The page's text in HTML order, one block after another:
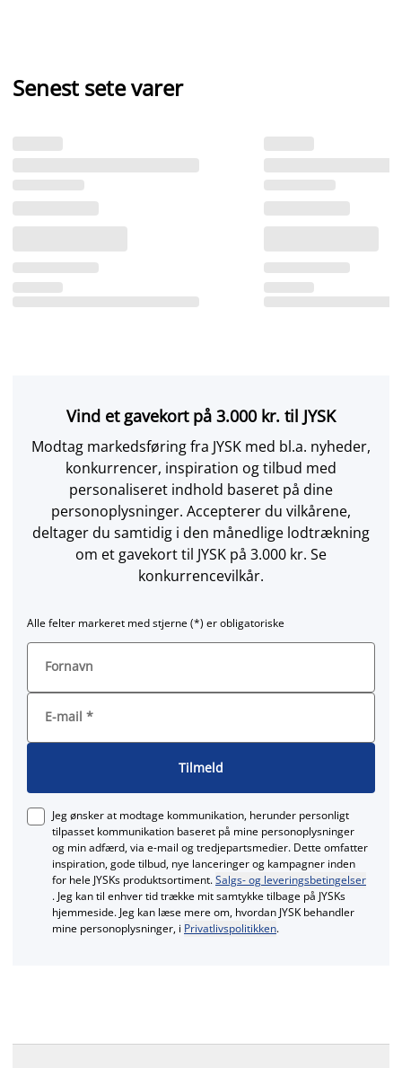
Senest sete varer
Vind et gavekort på 3.000 kr. til JYSK
Modtag markedsføring fra JYSK med bl.a. nyheder,
konkurrencer, inspiration og tilbud med
personaliseret indhold baseret på dine
personoplysninger. Accepterer du vilkårene,
deltager du samtidig i den månedlige lodtrækning
om et gavekort til JYSK på 3.000 kr. Se
konkurrencevilkår.
Alle felter markeret med stjerne (*) er obligatoriske
Fornavn
E-mail *
Tilmeld
Jeg ønsker at modtage kommunikation, herunder personligt
tilpasset kommunikation baseret på mine personoplysninger
og min adfærd, via e‑mail og tredjepartsmedier. Dette omfatter
inspiration, gode tilbud, nye lanceringer og kampagner inden
for hele JYSKs produktsortiment.Salgs- og leveringsbetingelser
. Jeg kan til enhver tid trække mit samtykke tilbage på JYSKs
hjemmeside. Jeg kan læse mere om, hvordan JYSK behandler
mine personoplysninger, i Privatlivspolitikken.